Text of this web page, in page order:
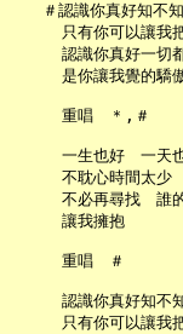
＃認識你真好知不
只有你可以讓我
認識你真好一切
是你讓我覺的驕
     重唱　＊,＃
一生也好　一天
不耽心時間太少
不必再尋找　誰
     讓我擁抱
     重唱　＃
認識你真好知不
只有你可以讓我